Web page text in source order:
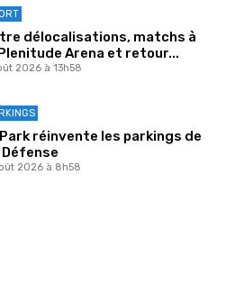
délocalisations, matchs à
Arena et retour...
2026 à 13h58
réinvente les parkings de
Défense
2026 à 8h58